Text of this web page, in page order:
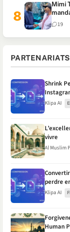
Mimi
faire
19
PARTENARIATS
Shrink
Klipa AI
vivre
Al Muslim
perdre
Klipa AI
Human